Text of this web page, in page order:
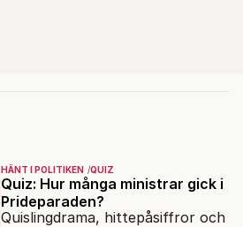
HÄNT I POLITIKEN QUIZ
Quiz: Hur många ministrar gick i
Prideparaden?
Quislingdrama, hittepåsiffror och